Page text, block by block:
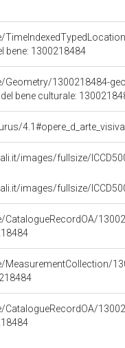
bene: 1300218484
1300218484-
bene culturale:
images/fullsize/
images/fullsize/